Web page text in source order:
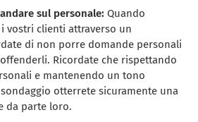
sul personale:Quando
vostri clienti attraverso un
di non porre domande personali
Ricordate che rispettando
e mantenendo un tono
otterrete sicuramente una
da parte loro.